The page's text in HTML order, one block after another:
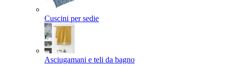
Cuscini per sedie
Asciugamani e teli da bagno